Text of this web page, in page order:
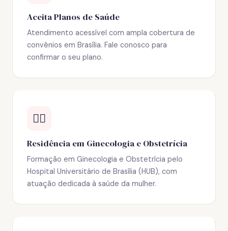
Aceita Planos de Saúde
Atendimento acessível com ampla cobertura de
convênios em Brasília. Fale conosco para
confirmar o seu plano.
👩‍⚕️
Residência em Ginecologia e Obstetrícia
Formação em Ginecologia e Obstetrícia pelo
Hospital Universitário de Brasília (HUB), com
atuação dedicada à saúde da mulher.